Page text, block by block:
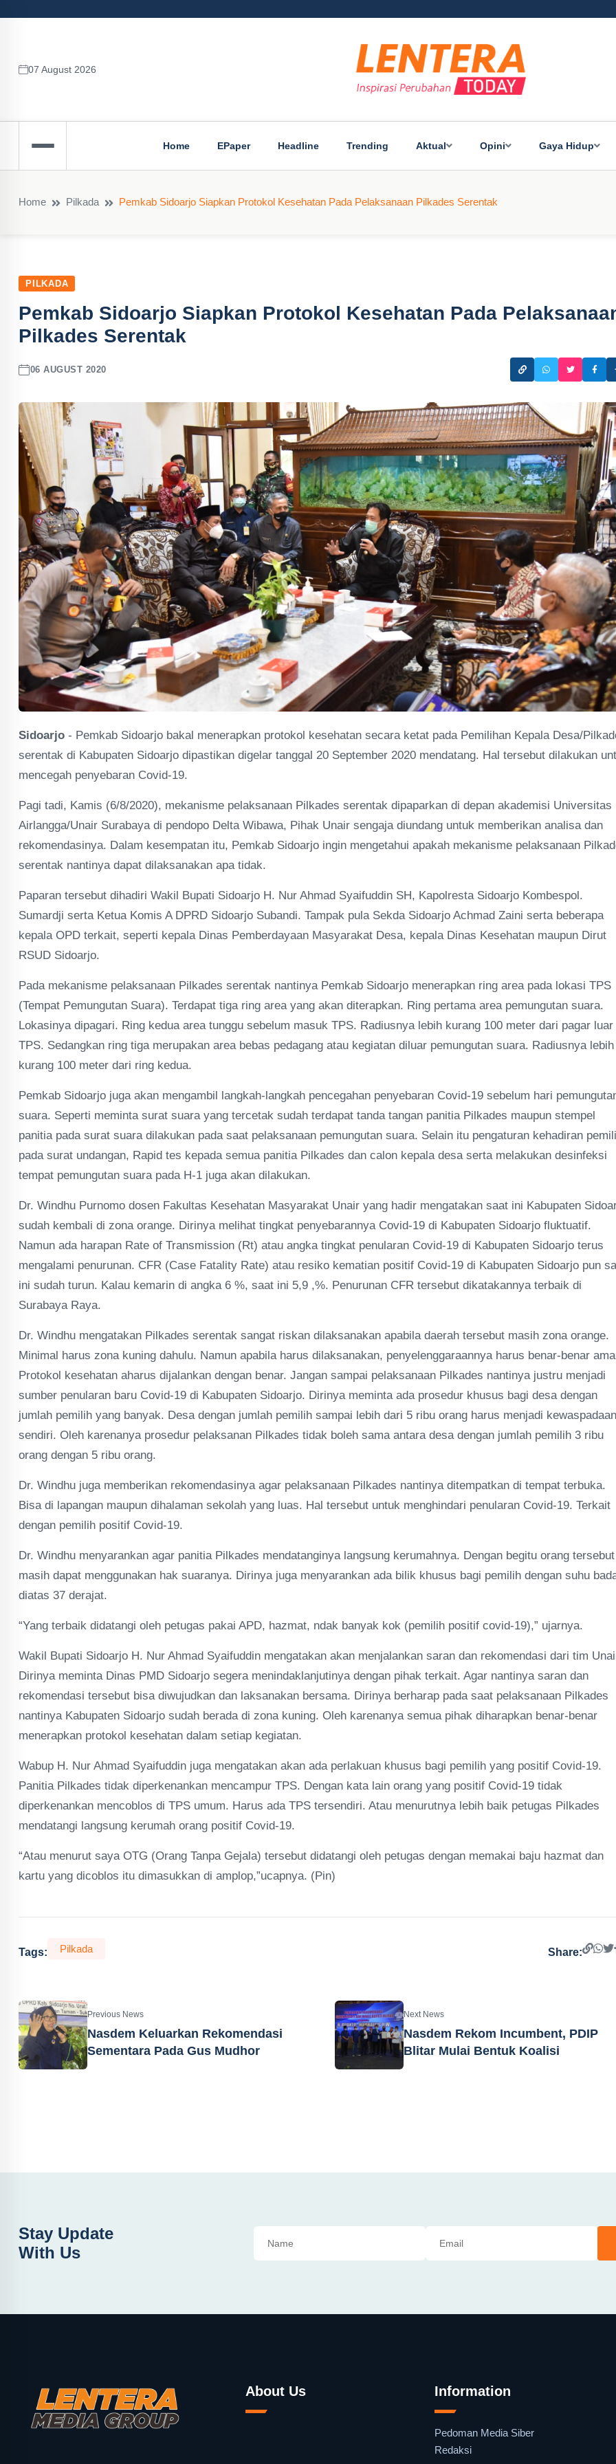
07 August 2026
Home EPaper Headline Trending Aktual Opini Gaya Hidup
Home Pilkada Pemkab Sidoarjo Siapkan Protokol Kesehatan Pada Pelaksanaan Pilkades Serentak
PILKADA
Pemkab Sidoarjo Siapkan Protokol Kesehatan Pada
Pilkades Serentak
06 AUGUST 2020
Sidoarjo - Pemkab Sidoarjo bakal menerapkan protokol kesehatan secara ketat pada Pemilihan Kepala Desa/
serentak di Kabupaten Sidoarjo dipastikan digelar tanggal 20 September 2020 mendatang. Hal tersebut dilakukan
mencegah penyebaran Covid-19.
Pagi tadi, Kamis (6/8/2020), mekanisme pelaksanaan Pilkades serentak dipaparkan di depan akademisi Universitas
Airlangga/Unair Surabaya di pendopo Delta Wibawa, Pihak Unair sengaja diundang untuk memberikan analisa dan
rekomendasinya. Dalam kesempatan itu, Pemkab Sidoarjo ingin mengetahui apakah mekanisme pelaksanaan
serentak nantinya dapat dilaksanakan apa tidak.
Paparan tersebut dihadiri Wakil Bupati Sidoarjo H. Nur Ahmad Syaifuddin SH, Kapolresta Sidoarjo Kombespol.
Sumardji serta Ketua Komis A DPRD Sidoarjo Subandi. Tampak pula Sekda Sidoarjo Achmad Zaini serta beberapa
kepala OPD terkait, seperti kepala Dinas Pemberdayaan Masyarakat Desa, kepala Dinas Kesehatan maupun Dirut
RSUD Sidoarjo.
Pada mekanisme pelaksanaan Pilkades serentak nantinya Pemkab Sidoarjo menerapkan ring area pada lokasi TPS
(Tempat Pemungutan Suara). Terdapat tiga ring area yang akan diterapkan. Ring pertama area pemungutan suara.
Lokasinya dipagari. Ring kedua area tunggu sebelum masuk TPS. Radiusnya lebih kurang 100 meter dari pagar luar
TPS. Sedangkan ring tiga merupakan area bebas pedagang atau kegiatan diluar pemungutan suara. Radiusnya lebih
kurang 100 meter dari ring kedua.
Pemkab Sidoarjo juga akan mengambil langkah-langkah pencegahan penyebaran Covid-19 sebelum hari
suara. Seperti meminta surat suara yang tercetak sudah terdapat tanda tangan panitia Pilkades maupun stempel
panitia pada surat suara dilakukan pada saat pelaksanaan pemungutan suara. Selain itu pengaturan kehadiran
pada surat undangan, Rapid tes kepada semua panitia Pilkades dan calon kepala desa serta melakukan desinfeksi
tempat pemungutan suara pada H-1 juga akan dilakukan.
Dr. Windhu Purnomo dosen Fakultas Kesehatan Masyarakat Unair yang hadir mengatakan saat ini Kabupaten
sudah kembali di zona orange. Dirinya melihat tingkat penyebarannya Covid-19 di Kabupaten Sidoarjo fluktuatif.
Namun ada harapan Rate of Transmission (Rt) atau angka tingkat penularan Covid-19 di Kabupaten Sidoarjo terus
mengalami penurunan. CFR (Case Fatality Rate) atau resiko kematian positif Covid-19 di Kabupaten Sidoarjo pun
ini sudah turun. Kalau kemarin di angka 6 %, saat ini 5,9 ,%. Penurunan CFR tersebut dikatakannya terbaik di
Surabaya Raya.
Dr. Windhu mengatakan Pilkades serentak sangat riskan dilaksanakan apabila daerah tersebut masih zona orange.
Minimal harus zona kuning dahulu. Namun apabila harus dilaksanakan, penyelenggaraannya harus benar-benar
Protokol kesehatan aharus dijalankan dengan benar. Jangan sampai pelaksanaan Pilkades nantinya justru menjadi
sumber penularan baru Covid-19 di Kabupaten Sidoarjo. Dirinya meminta ada prosedur khusus bagi desa dengan
jumlah pemilih yang banyak. Desa dengan jumlah pemilih sampai lebih dari 5 ribu orang harus menjadi kewaspadaan
sendiri. Oleh karenanya prosedur pelaksanan Pilkades tidak boleh sama antara desa dengan jumlah pemilih 3 ribu
orang dengan 5 ribu orang.
Dr. Windhu juga memberikan rekomendasinya agar pelaksanaan Pilkades nantinya ditempatkan di tempat terbuka.
Bisa di lapangan maupun dihalaman sekolah yang luas. Hal tersebut untuk menghindari penularan Covid-19. Terkait
dengan pemilih positif Covid-19.
Dr. Windhu menyarankan agar panitia Pilkades mendatanginya langsung kerumahnya. Dengan begitu orang tersebut
masih dapat menggunakan hak suaranya. Dirinya juga menyarankan ada bilik khusus bagi pemilih dengan suhu
diatas 37 derajat.
“Yang terbaik didatangi oleh petugas pakai APD, hazmat, ndak banyak kok (pemilih positif covid-19),” ujarnya.
Wakil Bupati Sidoarjo H. Nur Ahmad Syaifuddin mengatakan akan menjalankan saran dan rekomendasi dari tim
Dirinya meminta Dinas PMD Sidoarjo segera menindaklanjutinya dengan pihak terkait. Agar nantinya saran dan
rekomendasi tersebut bisa diwujudkan dan laksanakan bersama. Dirinya berharap pada saat pelaksanaan Pilkades
nantinya Kabupaten Sidoarjo sudah berada di zona kuning. Oleh karenanya semua pihak diharapkan benar-benar
menerapkan protokol kesehatan dalam setiap kegiatan.
Wabup H. Nur Ahmad Syaifuddin juga mengatakan akan ada perlakuan khusus bagi pemilih yang positif Covid-19.
Panitia Pilkades tidak diperkenankan mencampur TPS. Dengan kata lain orang yang positif Covid-19 tidak
diperkenankan mencoblos di TPS umum. Harus ada TPS tersendiri. Atau menurutnya lebih baik petugas Pilkades
mendatangi langsung kerumah orang positif Covid-19.
“Atau menurut saya OTG (Orang Tanpa Gejala) tersebut didatangi oleh petugas dengan memakai baju hazmat dan
kartu yang dicoblos itu dimasukkan di amplop,”ucapnya. (Pin)
Tags: Pilkada Share:
Previous News
Nasdem Keluarkan Rekomendasi
Sementara Pada Gus Mudhor
Next News
Nasdem Rekom Incumbent, PDIP
Blitar Mulai Bentuk Koalisi
Stay Update
With Us
About Us Information
Pedoman Media Siber
Redaksi